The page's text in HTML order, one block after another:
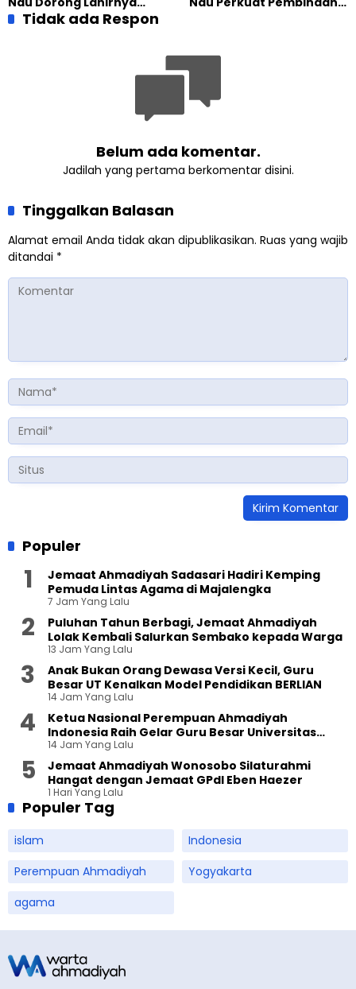
Generasi Pengkhidmat
Tidak ada Respon
Belum ada komentar.
Jadilah yang pertama berkomentar disini.
Tinggalkan Balasan
Alamat email Anda tidak akan dipublikasikan. Ruas yang wajib
ditandai *
Populer
Jemaat Ahmadiyah Sadasari Hadiri Kemping
Pemuda Lintas Agama di Majalengka
7 Jam Yang Lalu
Puluhan Tahun Berbagi, Jemaat Ahmadiyah
Lolak Kembali Salurkan Sembako kepada Warga
13 Jam Yang Lalu
Anak Bukan Orang Dewasa Versi Kecil, Guru
Besar UT Kenalkan Model Pendidikan BERLIAN
14 Jam Yang Lalu
Ketua Nasional Perempuan Ahmadiyah
Indonesia Raih Gelar Guru Besar Universitas
Terbuka
14 Jam Yang Lalu
Jemaat Ahmadiyah Wonosobo Silaturahmi
Hangat dengan Jemaat GPdI Eben Haezer
1 Hari Yang Lalu
Populer Tag
islam
Indonesia
Perempuan Ahmadiyah
Yogyakarta
agama